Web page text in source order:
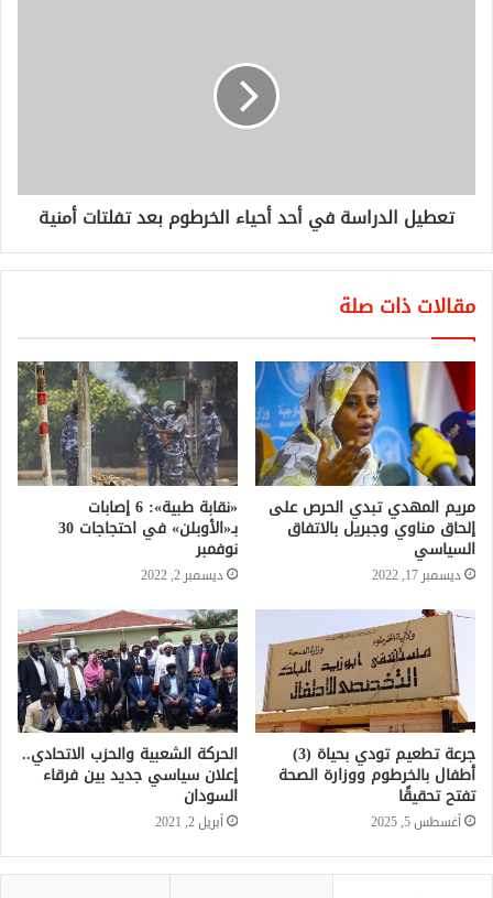
تعطيل الدراسة في أحد أحياء الخرطوم بعد تفلتات أمنية
مقالات ذات صلة
مريم المهدي تبدي الحرص على
إلحاق مناوي وجبريل بالاتفاق
السياسي
ديسمبر 17, 2022
«نقابة طبية»: 6 إصابات
بـ«الأوبلن» في احتجاجات 30
نوفمبر
ديسمبر 2, 2022
جرعة تطعيم تودي بحياة (3)
أطفال بالخرطوم ووزارة الصحة
تفتح تحقيقًا
أغسطس 5, 2025
الحركة الشعبية والحزب الاتحادي..
إعلان سياسي جديد بين فرقاء
السودان
أبريل 2, 2021